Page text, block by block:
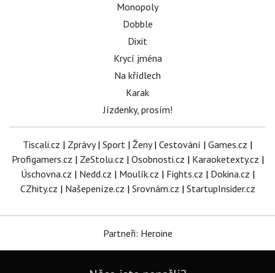
Monopoly
Dobble
Dixit
Krycí jména
Na křídlech
Karak
Jízdenky, prosím!
Tiscali.cz | Zprávy| Sport | Ženy| Cestování | Games.cz |
Profigamers.cz | ZeStolu.cz | Osobnosti.cz | Karaoketexty.cz |
Úschovna.cz | Nedd.cz | Moulík.cz | Fights.cz | Dokina.cz |
CZhity.cz | Našepeníze.cz | Srovnám.cz | StartupInsider.cz
Partneři: Heroine